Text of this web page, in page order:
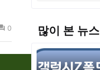
0 많이 본 뉴스